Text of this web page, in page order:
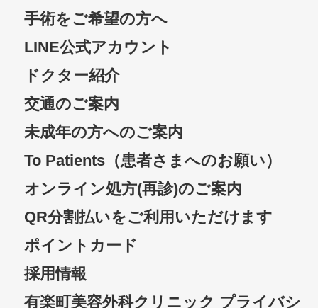
手術をご希望の方へ
LINE公式アカウント
ドクター紹介
交通のご案内
未成年の方へのご案内
To Patients（患者さまへのお願い）
オンライン処方(再診)のご案内
QR分割払いをご利用いただけます
ポイントカード
採用情報
有楽町美容外科クリニック プライバシ